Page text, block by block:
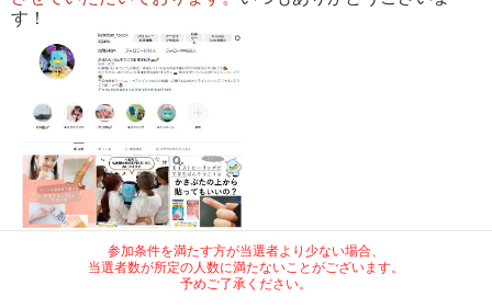
す！
参加条件を満たす方が当選者より少ない場合、
当選者数が所定の人数に満たないことがございます。
予めご了承ください。